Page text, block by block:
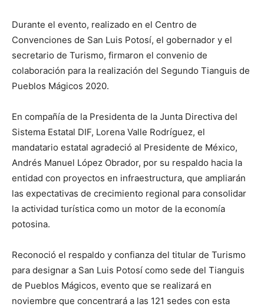
Durante el evento, realizado en el Centro de
Convenciones de San Luis Potosí, el gobernador y el
secretario de Turismo, firmaron el convenio de
colaboración para la realización del Segundo Tianguis de
Pueblos Mágicos 2020.
En compañía de la Presidenta de la Junta Directiva del
Sistema Estatal DIF, Lorena Valle Rodríguez, el
mandatario estatal agradeció al Presidente de México,
Andrés Manuel López Obrador, por su respaldo hacia la
entidad con proyectos en infraestructura, que ampliarán
las expectativas de crecimiento regional para consolidar
la actividad turística como un motor de la economía
potosina.
Reconoció el respaldo y confianza del titular de Turismo
para designar a San Luis Potosí como sede del Tianguis
de Pueblos Mágicos, evento que se realizará en
noviembre que concentrará a las 121 sedes con esta